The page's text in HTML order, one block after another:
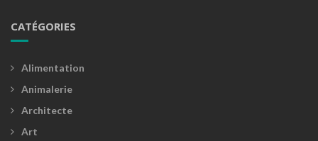
CATÉGORIES
Alimentation
Animalerie
Architecte
Art